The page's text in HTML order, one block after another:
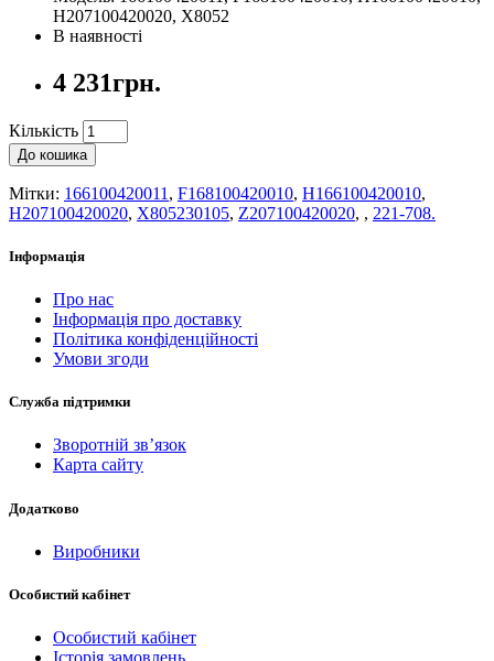
H207100420020, X8052
В наявності
4 231грн.
Кількість
До кошика
Мітки: 166100420011 , F168100420010, H166100420010,
H207100420020, X805230105, Z207100420020, , 221-708.
Інформація
Про нас
Інформація про доставку
Політика конфіденційності
Умови згоди
Служба підтримки
Зворотній зв’язок
Карта сайту
Додатково
Виробники
Особистий кабінет
Особистий кабінет
Історія замовлень